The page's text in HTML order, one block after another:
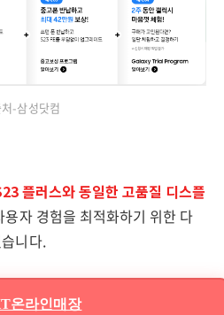
-삼성닷컴
플러스와 동일한 고품질 디스플
용자 경험을 최적화하기 위한 다
니다.
온라인매장